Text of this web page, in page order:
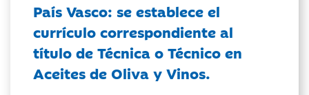
País Vasco: se establece el
currículo correspondiente al
título de Técnica o Técnico en
Aceites de Oliva y Vinos.